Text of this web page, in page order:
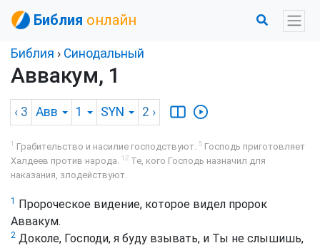
Библия онлайн
Библия › Синодальный
Аввакум, 1
‹ 3 Авв 1 SYN 2 ›
1 Грабительство и насилие господствуют. 5 Господь приготовляет
Халдеев против народа. 12 Те, кого Господь назначил для
наказания, злодействуют.
1 Пророческое видение, которое видел пророк
Аввакум.
2 Доколе, Господи, я буду взывать, и Ты не слышишь,